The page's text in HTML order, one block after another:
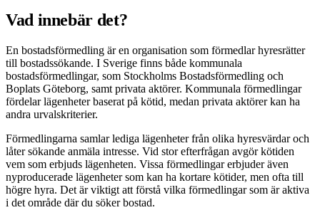
Vad innebär det?
En bostadsförmedling är en organisation som förmedlar hyresrätter
till bostadssökande. I Sverige finns både kommunala
bostadsförmedlingar, som Stockholms Bostadsförmedling och
Boplats Göteborg, samt privata aktörer. Kommunala förmedlingar
fördelar lägenheter baserat på kötid, medan privata aktörer kan ha
andra urvalskriterier.
Förmedlingarna samlar lediga lägenheter från olika hyresvärdar och
låter sökande anmäla intresse. Vid stor efterfrågan avgör kötiden
vem som erbjuds lägenheten. Vissa förmedlingar erbjuder även
nyproducerade lägenheter som kan ha kortare kötider, men ofta till
högre hyra. Det är viktigt att förstå vilka förmedlingar som är aktiva
i det område där du söker bostad.